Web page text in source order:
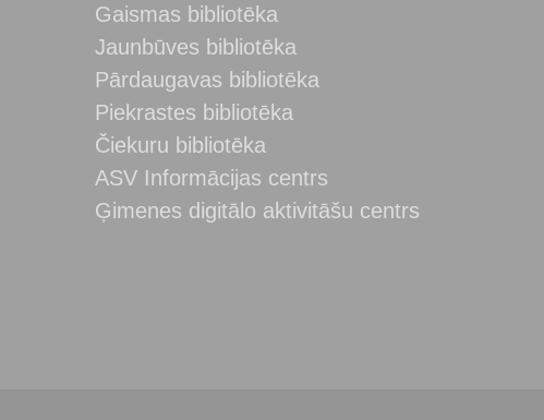
Gaismas bibliotēka
Jaunbūves bibliotēka
Pārdaugavas bibliotēka
Piekrastes bibliotēka
Čiekuru bibliotēka
ASV Informācijas centrs
Ģimenes digitālo aktivitāšu centrs